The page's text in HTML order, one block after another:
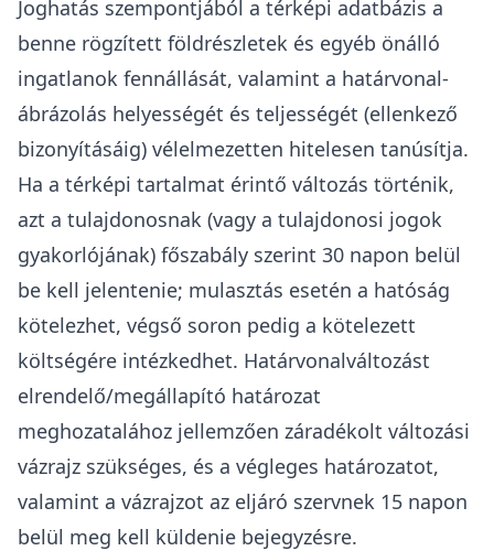
Joghatás szempontjából a térképi adatbázis a
benne rögzített földrészletek és egyéb önálló
ingatlanok fennállását, valamint a határvonal-
ábrázolás helyességét és teljességét (ellenkező
bizonyításáig) vélelmezetten hitelesen tanúsítja.
Ha a térképi tartalmat érintő változás történik,
azt a tulajdonosnak (vagy a tulajdonosi jogok
gyakorlójának) főszabály szerint 30 napon belül
be kell jelentenie; mulasztás esetén a hatóság
kötelezhet, végső soron pedig a kötelezett
költségére intézkedhet. Határvonalváltozást
elrendelő/megállapító határozat
meghozatalához jellemzően záradékolt változási
vázrajz szükséges, és a végleges határozatot,
valamint a vázrajzot az eljáró szervnek 15 napon
belül meg kell küldenie bejegyzésre.